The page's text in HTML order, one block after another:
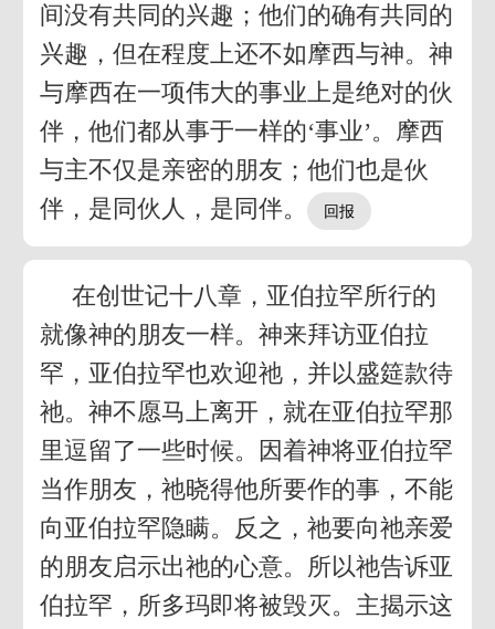
间没有共同的兴趣；他们的确有共同的
兴趣，但在程度上还不如摩西与神。神
与摩西在一项伟大的事业上是绝对的伙
伴，他们都从事于一样的‘事业’。摩西
与主不仅是亲密的朋友；他们也是伙
伴，是同伙人，是同伴。
在创世记十八章，亚伯拉罕所行的
就像神的朋友一样。神来拜访亚伯拉
罕，亚伯拉罕也欢迎祂，并以盛筵款待
祂。神不愿马上离开，就在亚伯拉罕那
里逗留了一些时候。因着神将亚伯拉罕
当作朋友，祂晓得他所要作的事，不能
向亚伯拉罕隐瞒。反之，祂要向祂亲爱
的朋友启示出祂的心意。所以祂告诉亚
伯拉罕，所多玛即将被毁灭。主揭示这